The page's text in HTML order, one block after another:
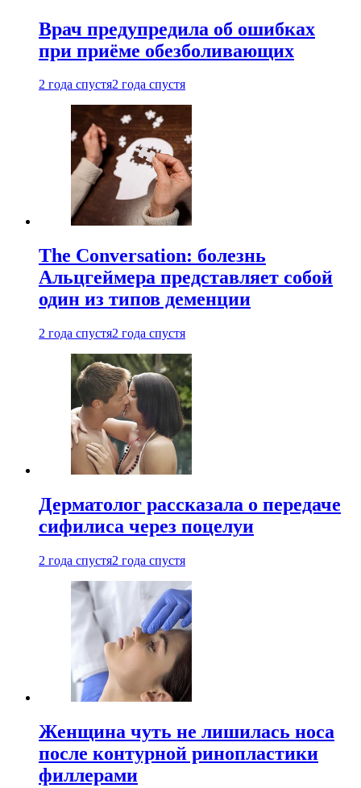
Врач предупредила об ошибках
при приëме обезболивающих
2 года спустя2 года спустя
The Conversation: болезнь
Альцгеймера представляет собой
один из типов деменции
2 года спустя2 года спустя
Дерматолог рассказала о передаче
сифилиса через поцелуи
2 года спустя2 года спустя
Женщина чуть не лишилась носа
после контурной ринопластики
филлерами